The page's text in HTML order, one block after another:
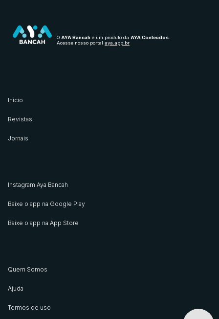
O AYA Bancah é um produto da AYA Conteúdos
Acesse nosso portal aya.app.br
Início
Revistas
Jornais
Instagram Aya Bancah
Baixe o app na Google Play
Baixe o app na App Store
Quem Somos
Ajuda
Termos de uso